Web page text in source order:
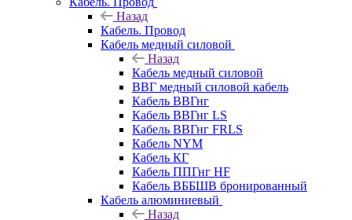
Назад
Кабель. Провод
Кабель медный силовой
Назад
Кабель медный силовой
ВВГ медный силовой кабель
Кабель ВВГнг
Кабель ВВГнг LS
Кабель ВВГнг FRLS
Кабель NYM
Кабель КГ
Кабель ППГнг HF
Кабель ВББШВ бронированный
Кабель алюминиевый
Назад